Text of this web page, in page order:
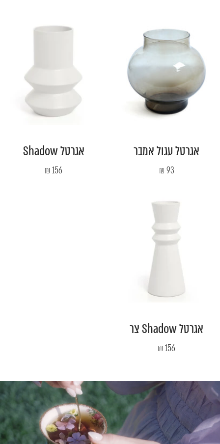
אגרטל עגול אמבר
מחיר
93 ₪
אגרטל Shadow
מחיר
156 ₪
אגרטל Shadow צר
מחיר
156 ₪